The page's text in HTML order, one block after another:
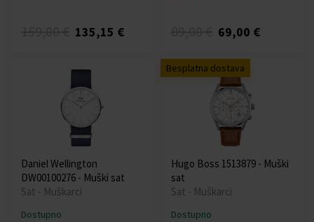
135,15 € 69,00 €
Daniel Wellington
DW00100276 - Muški sat
Sat - Muškarci
Dostupno
Besplatna dostava
Hugo Boss 1513879 - Muški
sat
Sat - Muškarci
Dostupno